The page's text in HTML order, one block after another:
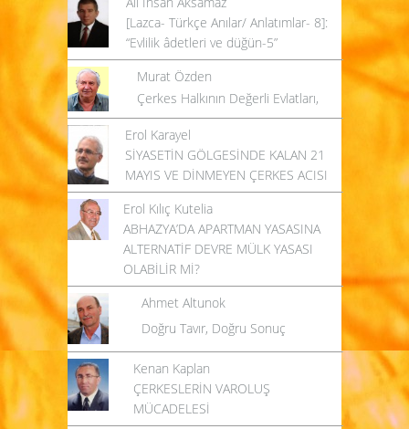
[Lazca- Türkçe Anılar/ Anlatımlar- 8]:
“Evlilik âdetleri ve düğün-5”
Murat Özden
Çerkes Halkının Değerli Evlatları,
Erol Karayel
SİYASETİN GÖLGESİNDE KALAN 21
MAYIS VE DİNMEYEN ÇERKES ACISI
Erol Kılıç Kutelia
ABHAZYA’DA APARTMAN YASASINA
ALTERNATİF DEVRE MÜLK YASASI
OLABİLİR Mİ?
Ahmet Altunok
Doğru Tavır, Doğru Sonuç
Kenan Kaplan
ÇERKESLERİN VAROLUŞ
MÜCADELESİ